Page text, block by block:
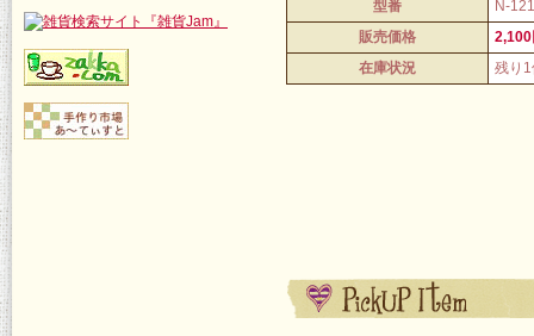
型番
N-
販売価格
2,100
在庫状況
残り